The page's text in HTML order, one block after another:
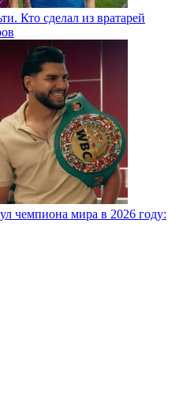
Кто сделал из вратарей
чемпиона мира в 2026 году: